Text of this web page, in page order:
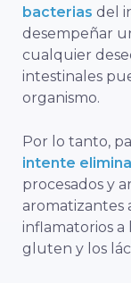
bacterias del
desempeñar
cualquier
intestinales
organismo.
Por lo tanto,
intente
procesados y
aromatizantes
inflamatorios a
gluten y los